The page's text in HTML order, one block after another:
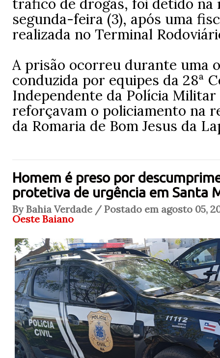
tráfico de drogas, foi detido na
segunda-feira (3), após uma
realizada no Terminal
A prisão ocorreu durante uma
conduzida por equipes da 28ª
Independente da Polícia Militar
reforçavam o policiamento na
da Romaria de Bom Jesus da
Homem é preso por
protetiva de urgência em Santa
By Bahia Verdade / Postado em agosto 05,
Oeste Baiano